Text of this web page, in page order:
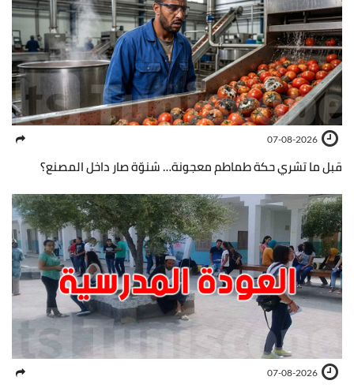
07-08-2026
قبل ما تشري حكة طماطم معجونة… شنوّة صار داخل المصنع؟
07-08-2026